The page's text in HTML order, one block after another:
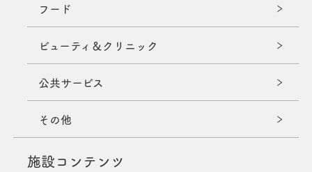
フード
ビューティ＆クリニック
公共サービス
その他
施設コンテンツ